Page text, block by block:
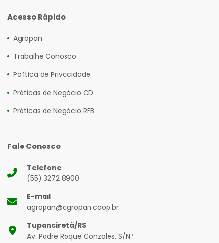
Acesso Rápido
Agropan
Trabalhe Conosco
Política de Privacidade
Práticas de Negócio CD
Práticas de Negócio RFB
Fale Conosco
Telefone
(55) 3272 8900
E-mail
agropan@agropan.coop.br
Tupanciretã/RS
Av. Padre Roque Gonzales, S/Nº